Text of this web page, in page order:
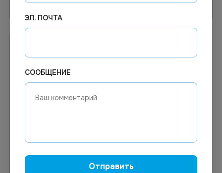
Узнать цену Узнать цену
Цена по запросу
Арт.
ЭЛ. ПОЧТА
СООБЩЕНИЕ
Отправить